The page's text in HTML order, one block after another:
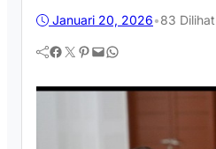
Januari 20, 2026•83 Dilihat
Facebook Twitter Pinterest Mail WhatsApp